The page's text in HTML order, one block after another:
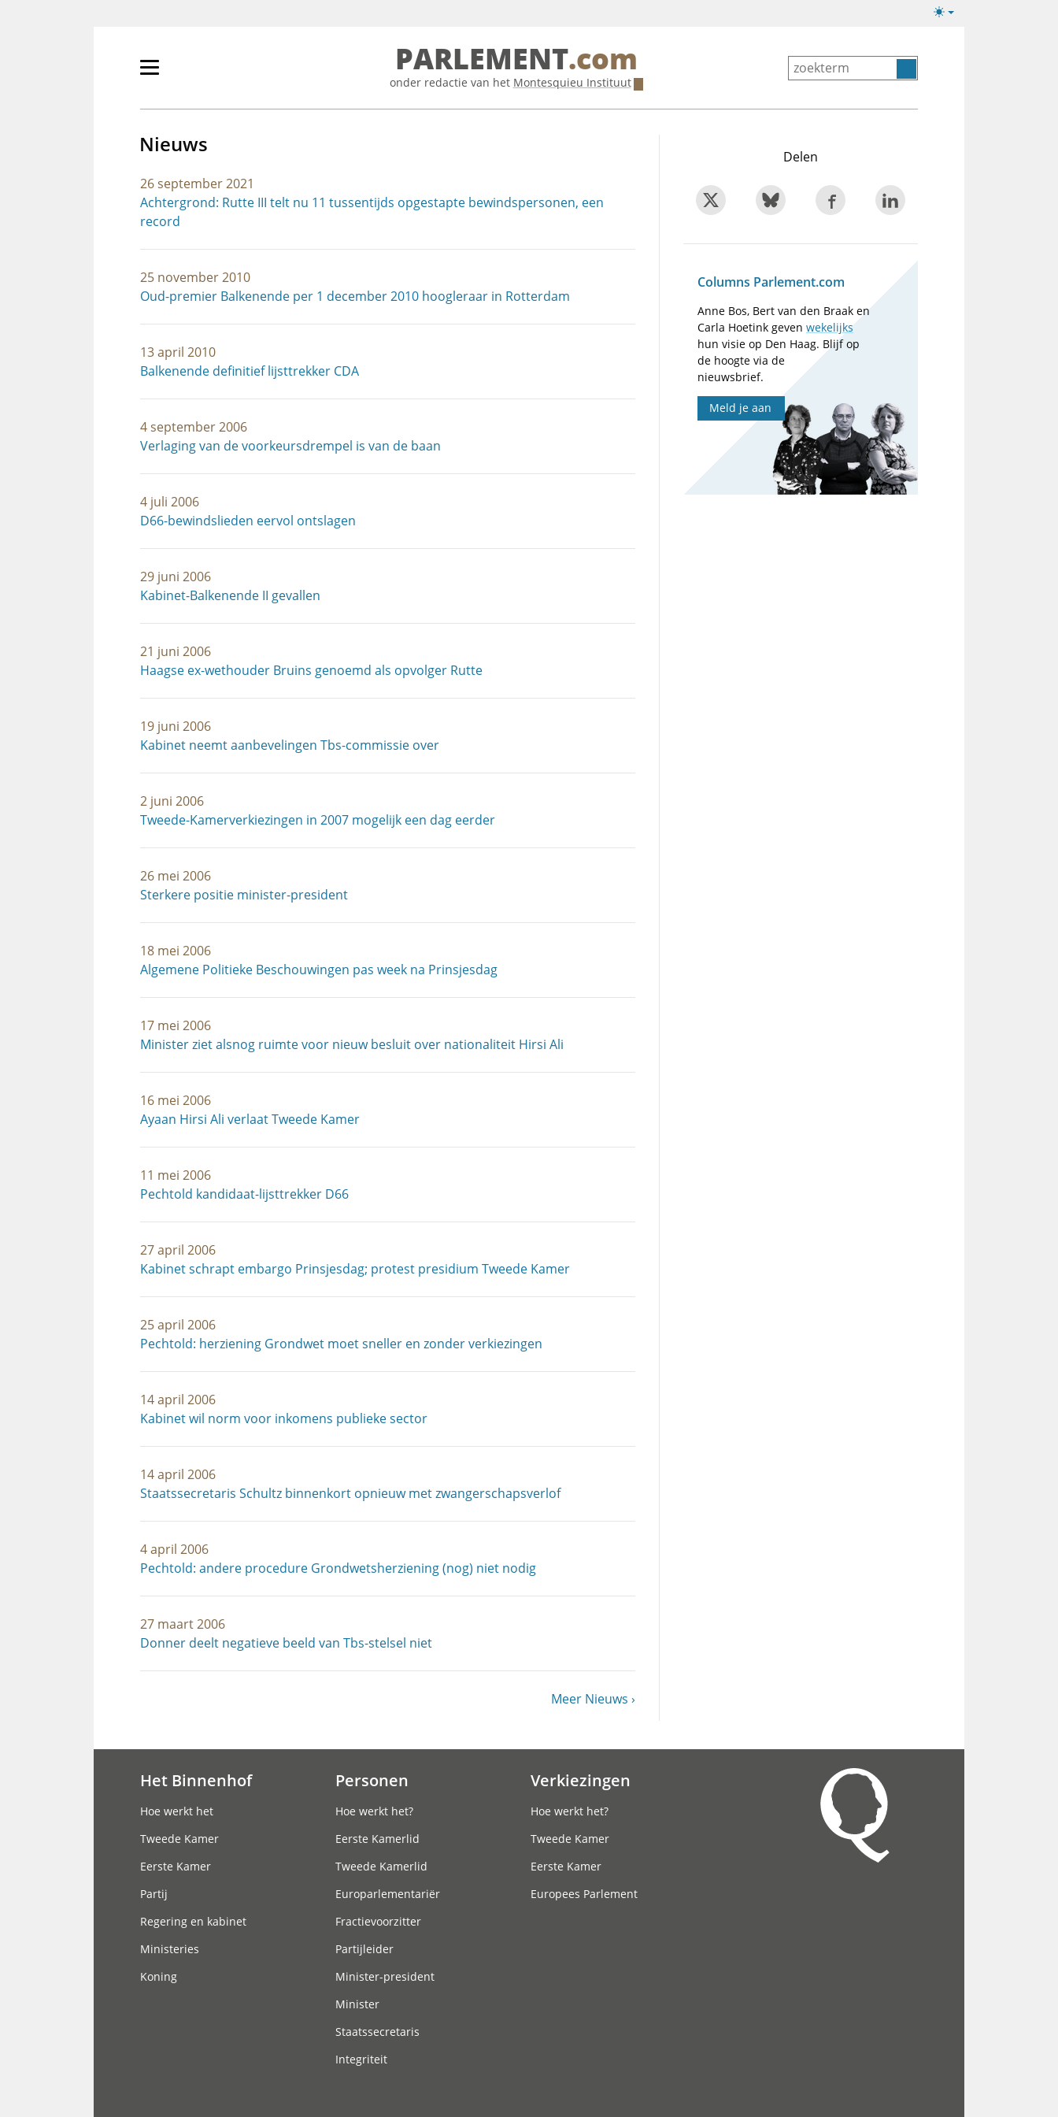
Lichte/donkere
Primair
tonen/verbergen
PARLEMENT.com
onder redactie van het Montesquieu Instituut
Nieuws
26 september 2021
Achtergrond: Rutte III telt nu 11 tussentijds opgestapte bewindspersonen, een
record
25 november 2010
Oud-premier Balkenende per 1 december 2010 hoogleraar in Rotterdam
13 april 2010
Balkenende definitief lijsttrekker CDA
4 september 2006
Verlaging van de voorkeursdrempel is van de baan
4 juli 2006
D66-bewindslieden eervol ontslagen
29 juni 2006
Kabinet-Balkenende II gevallen
21 juni 2006
Haagse ex-wethouder Bruins genoemd als opvolger Rutte
19 juni 2006
Kabinet neemt aanbevelingen Tbs-commissie over
2 juni 2006
Tweede-Kamerverkiezingen in 2007 mogelijk een dag eerder
26 mei 2006
Sterkere positie minister-president
18 mei 2006
Algemene Politieke Beschouwingen pas week na Prinsjesdag
17 mei 2006
Minister ziet alsnog ruimte voor nieuw besluit over nationaliteit Hirsi Ali
16 mei 2006
Ayaan Hirsi Ali verlaat Tweede Kamer
11 mei 2006
Pechtold kandidaat-lijsttrekker D66
27 april 2006
Kabinet schrapt embargo Prinsjesdag; protest presidium Tweede Kamer
25 april 2006
Pechtold: herziening Grondwet moet sneller en zonder verkiezingen
14 april 2006
Kabinet wil norm voor inkomens publieke sector
14 april 2006
Staatssecretaris Schultz binnenkort opnieuw met zwangerschapsverlof
4 april 2006
Pechtold: andere procedure Grondwetsherziening (nog) niet nodig
27 maart 2006
Donner deelt negatieve beeld van Tbs-stelsel niet
Volgende
Meer Nieuws
Delen
Columns Parlement.com
Anne Bos, Bert van den Braak en
Carla Hoetink gevenwekelijks
hun visie op Den Haag. Blijf op
de hoogte via de
nieuwsbrief.
Meld je aan
Het Binnenhof
Hoe werkt het
Tweede Kamer
Eerste Kamer
Partij
Regering en kabinet
Ministeries
Koning
Personen
Hoe werkt het?
Eerste Kamerlid
Tweede Kamerlid
Europarlementariër
Fractievoorzitter
Partijleider
Minister-president
Minister
Staatssecretaris
Integriteit
Verkiezingen
Hoe werkt het?
Tweede Kamer
Eerste Kamer
Europees Parlement